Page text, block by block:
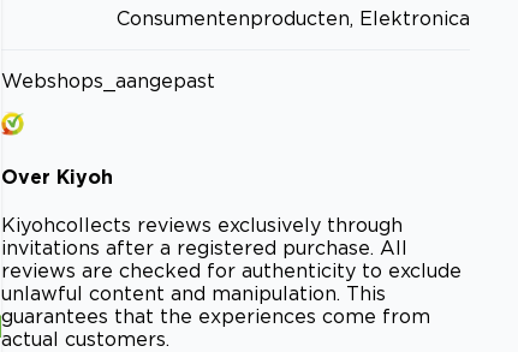
Consumentenproducten, Elektronica
Webshops_aangepast
Over Kiyoh
Kiyohcollects reviews exclusively through
invitations after a registered purchase. All
reviews are checked for authenticity to exclude
unlawful content and manipulation. This
guarantees that the experiences come from
actual customers.